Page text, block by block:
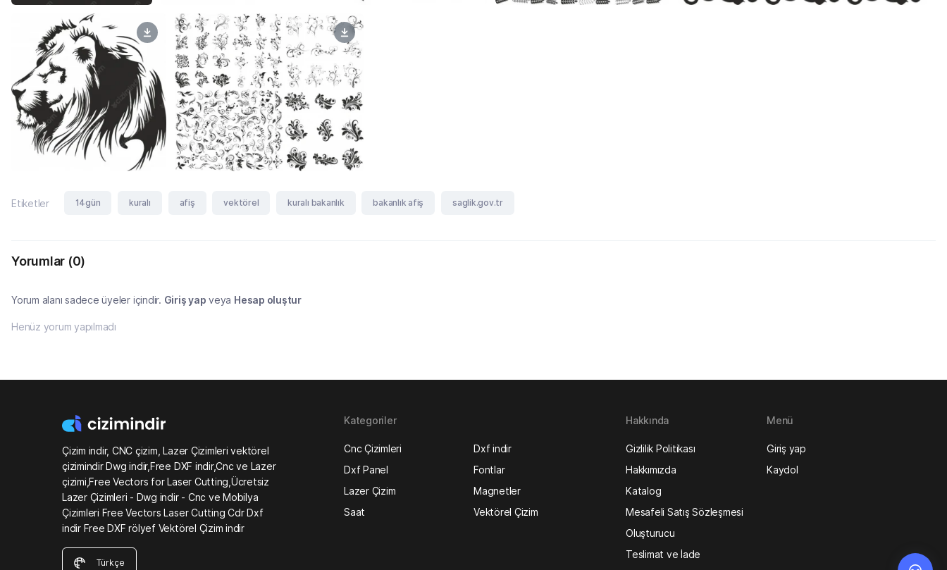
Etiketler 14gün kuralı afiş vektörel kuralı bakanlık bakanlık afiş saglik.gov.tr
Yorumlar (0)
Yorum alanı sadece üyeler içindir. Giriş yap veya Hesap oluştur
Henüz yorum yapılmadı
Çizim indir, CNC çizim, Lazer Çizimleri vektörel
çizimindir Dwg indir,Free DXF indir,Cnc ve Lazer
çizimi,Free Vectors for Laser Cutting,Ücretsiz
Lazer Çizimleri - Dwg indir - Cnc ve Mobilya
Çizimleri Free Vectors Laser Cutting Cdr Dxf
indir Free DXF rölyef Vektörel Çizim indir
Türkçe
Kategoriler
Cnc Çizimleri
Dxf indir
Dxf Panel
Fontlar
Lazer Çizim
Magnetler
Saat
Vektörel Çizim
Hakkında
Gizlilik Politikası
Hakkımızda
Katalog
Mesafeli Satış Sözleşmesi
Oluşturucu
Teslimat ve İade
Menü
Giriş yap
Kaydol